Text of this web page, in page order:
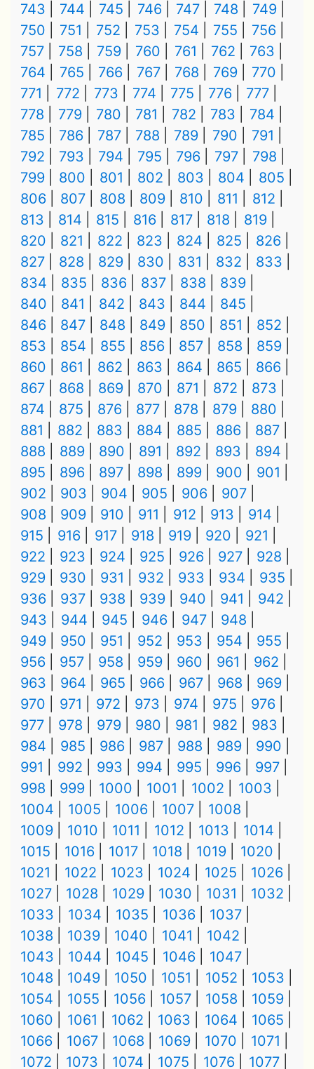
743
744 745 746 747 748
749
750
751 752 753 754 755
756
757
758 759 760 761 762
763
764
765 766 767 768 769
770
771
772 773 774 775 776
777
778
779 780 781 782 783
784
785
786 787 788 789 790
791
792
793 794 795 796 797
798
799
800 801 802 803 804
805
806
807 808 809 810 811
812
813
814 815 816 817 818
819
820
821 822 823 824 825
826
827
828 829 830 831 832
833
834
835 836 837 838
839
840
841 842 843 844
845
846
847 848 849 850 851
852
853
854 855 856 857 858
859
860
861 862 863 864 865
866
867
868 869 870 871 872
873
874
875 876 877 878 879
880
881
882 883 884 885 886
887
888
889 890 891 892 893
894
895
896 897 898 899 900
901
902
903 904 905 906
907
908
909 910 911 912 913
914
915
916 917 918 919 920
921
922
923 924 925 926 927
928
929
930 931 932 933 934
935
936
937 938 939 940 941
942
943
944 945 946 947
948
949
950 951 952 953 954
955
956
957 958 959 960 961
962
963
964 965 966 967 968
969
970
971 972 973 974 975
976
977
978 979 980 981 982
983
984
985 986 987 988 989
990
991
992 993 994 995 996
997
998
999 1000 1001 1002
1003
1004
1005 1006 1007
1008
1009
1010 1011 1012 1013
1014
1015
1016 1017 1018 1019
1020
1021
1022 1023 1024 1025
1026
1027
1028 1029 1030 1031
1032
1033
1034 1035 1036
1037
1038
1039 1040 1041
1042
1043
1044 1045 1046
1047
1048
1049 1050 1051 1052
1053
1054
1055 1056 1057 1058
1059
1060
1061 1062 1063 1064
1065
1066
1067 1068 1069 1070
1071
1072
1073 1074 1075 1076 1077